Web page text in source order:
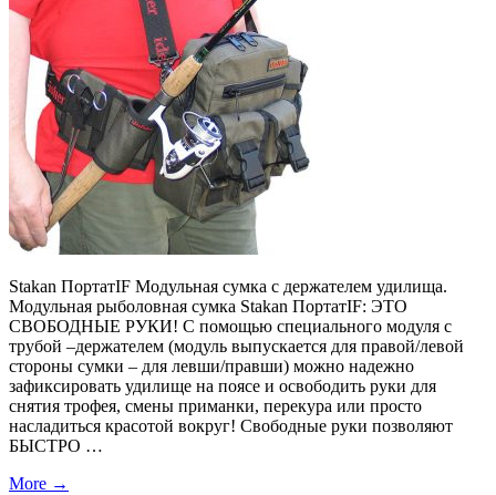
Stakan ПортатIF Модульная сумка с держателем удилища.
Модульная рыболовная сумка Stakan ПортатIF: ЭТО
СВОБОДНЫЕ РУКИ! С помощью специального модуля с
трубой –держателем (модуль выпускается для правой/левой
стороны сумки – для левши/правши) можно надежно
зафиксировать удилище на поясе и освободить руки для
снятия трофея, смены приманки, перекура или просто
насладиться красотой вокруг! Свободные руки позволяют
БЫСТРО …
More →